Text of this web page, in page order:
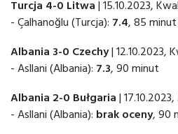
Turcja 4-0 Litwa | 15.10.2023,
- Çalhanoğlu (Turcja): 7.4, 85 minut
Albania 3-0 Czechy| 12.10.2023,
- Asllani (Albania): 7.3, 90 minut
Albania 2-0 Bułgaria |
- Asllani (Albania): brak oceny, 90